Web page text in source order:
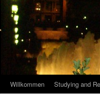
Skip
Willkommen Studying and